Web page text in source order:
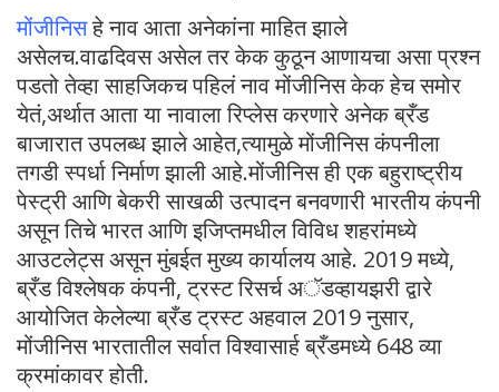
मोंजीनिसहे नाव आता अनेकांना माहित झाले
असेलच.वाढदिवस असेल तर केक कुठून आणायचा असा प्रश्न
पडतो तेव्हा साहजिकच पहिलं नाव मोंजीनिस केक हेच समोर
येतं,अर्थात आता या नावाला रिप्लेस करणारे अनेक ब्रँड
बाजारात उपलब्ध झाले आहेत,त्यामुळे मोंजीनिस कंपनीला
तगडी स्पर्धा निर्माण झाली आहे.मोंजीनिस ही एक बहुराष्ट्रीय
पेस्ट्री आणि बेकरी साखळी उत्पादन बनवणारी भारतीय कंपनी
असून तिचे भारत आणि इजिप्तमधील विविध शहरांमध्ये
आउटलेट्स असून मुंबईत मुख्य कार्यालय आहे. 2019 मध्ये,
ब्रँड विश्लेषक कंपनी, ट्रस्ट रिसर्च अॅडव्हायझरी द्वारे
आयोजित केलेल्या ब्रँड ट्रस्ट अहवाल 2019 नुसार,
मोंजीनिस भारतातील सर्वात विश्वासार्ह ब्रँडमध्ये 648 व्या
क्रमांकावर होती.